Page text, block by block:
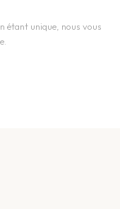
étant unique, nous vous